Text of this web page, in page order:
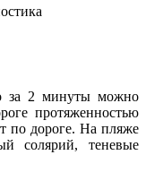
за 2 минуты можно
протяженностью
по дороге. На пляже
солярий, теневые